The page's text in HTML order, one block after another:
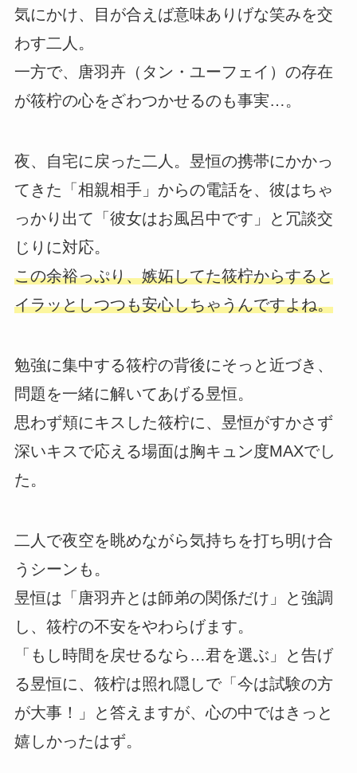
気にかけ、目が合えば意味ありげな笑みを交
わす二人。
一方で、唐羽卉（タン・ユーフェイ）の存在
が筱柠の心をざわつかせるのも事実…。
夜、自宅に戻った二人。昱恒の携帯にかかっ
てきた「相親相手」からの電話を、彼はちゃ
っかり出て「彼女はお風呂中です」と冗談交
じりに対応。
この余裕っぷり、嫉妬してた筱柠からすると
イラッとしつつも安心しちゃうんですよね。
勉強に集中する筱柠の背後にそっと近づき、
問題を一緒に解いてあげる昱恒。
思わず頬にキスした筱柠に、昱恒がすかさず
深いキスで応える場面は胸キュン度MAXでし
た。
二人で夜空を眺めながら気持ちを打ち明け合
うシーンも。
昱恒は「唐羽卉とは師弟の関係だけ」と強調
し、筱柠の不安をやわらげます。
「もし時間を戻せるなら…君を選ぶ」と告げ
る昱恒に、筱柠は照れ隠しで「今は試験の方
が大事！」と答えますが、心の中ではきっと
嬉しかったはず。